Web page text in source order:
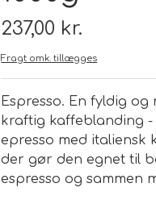
Brand
Løsvægt teer
Sort Te
Chaplon Te
Nyheder
Åbningstider
237,00 kr.
Fragt omk. tillægges
Espresso. En fyldig og
kraftig kaffeblanding -
epresso med italiensk
der gør den egnet til
espresso og sammen